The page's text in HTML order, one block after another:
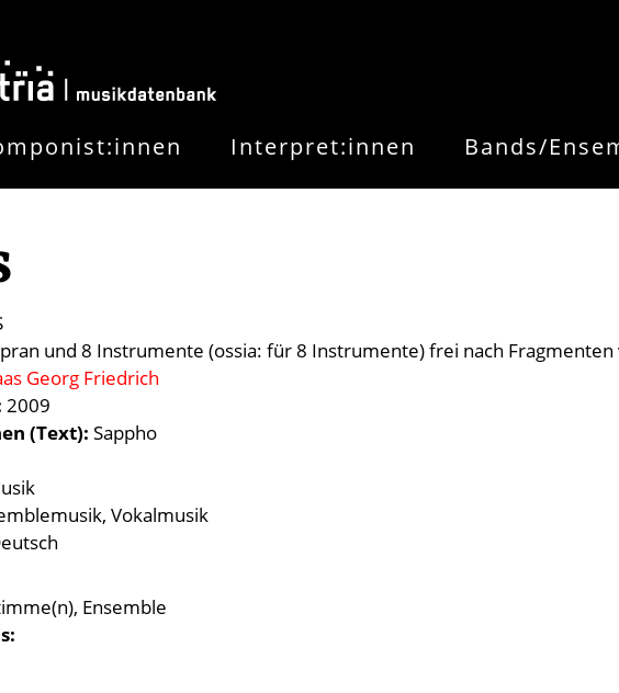
Interpret:innen Bands/
und 8 Instrumente (ossia: für 8 Instrumente) frei nach Fragmenten
Georg Friedrich
2009
(Text) Sappho
Vokalmusik
Ensemble